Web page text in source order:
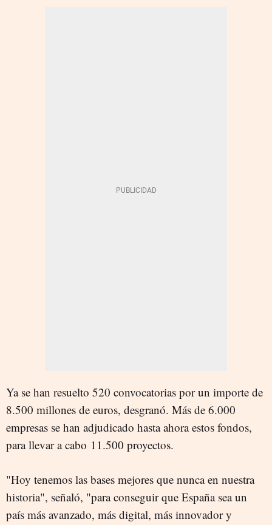
Ya se han resuelto 520 convocatorias por un importe de
8.500 millones de euros, desgranó. Más de 6.000
empresas se han adjudicado hasta ahora estos fondos,
para llevar a cabo 11.500 proyectos.
"Hoy tenemos las bases mejores que nunca en nuestra
historia", señaló, "para conseguir que España sea un
país más avanzado, más digital, más innovador y